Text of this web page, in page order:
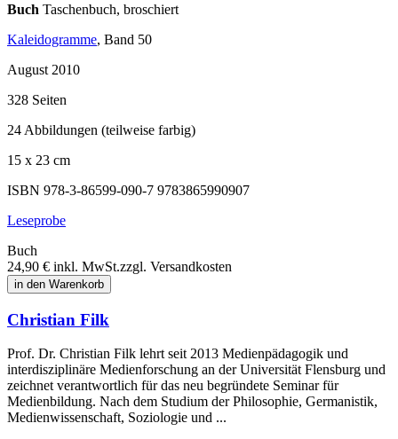
Buch Taschenbuch, broschiert
Kaleidogramme, Band 50
August 2010
328 Seiten
24 Abbildungen (teilweise farbig)
15 x 23 cm
ISBN 978-3-86599-090-7 9783865990907
Leseprobe
Buch
24,90 € inkl. MwSt.zzgl. Versandkosten
in den Warenkorb
Christian Filk
Prof. Dr. Christian Filk lehrt seit 2013 Medienpädagogik und
interdisziplinäre Medienforschung an der Universität Flensburg und
zeichnet verantwortlich für das neu begründete Seminar für
Medienbildung. Nach dem Studium der Philosophie, Germanistik,
Medienwissenschaft, Soziologie und ...